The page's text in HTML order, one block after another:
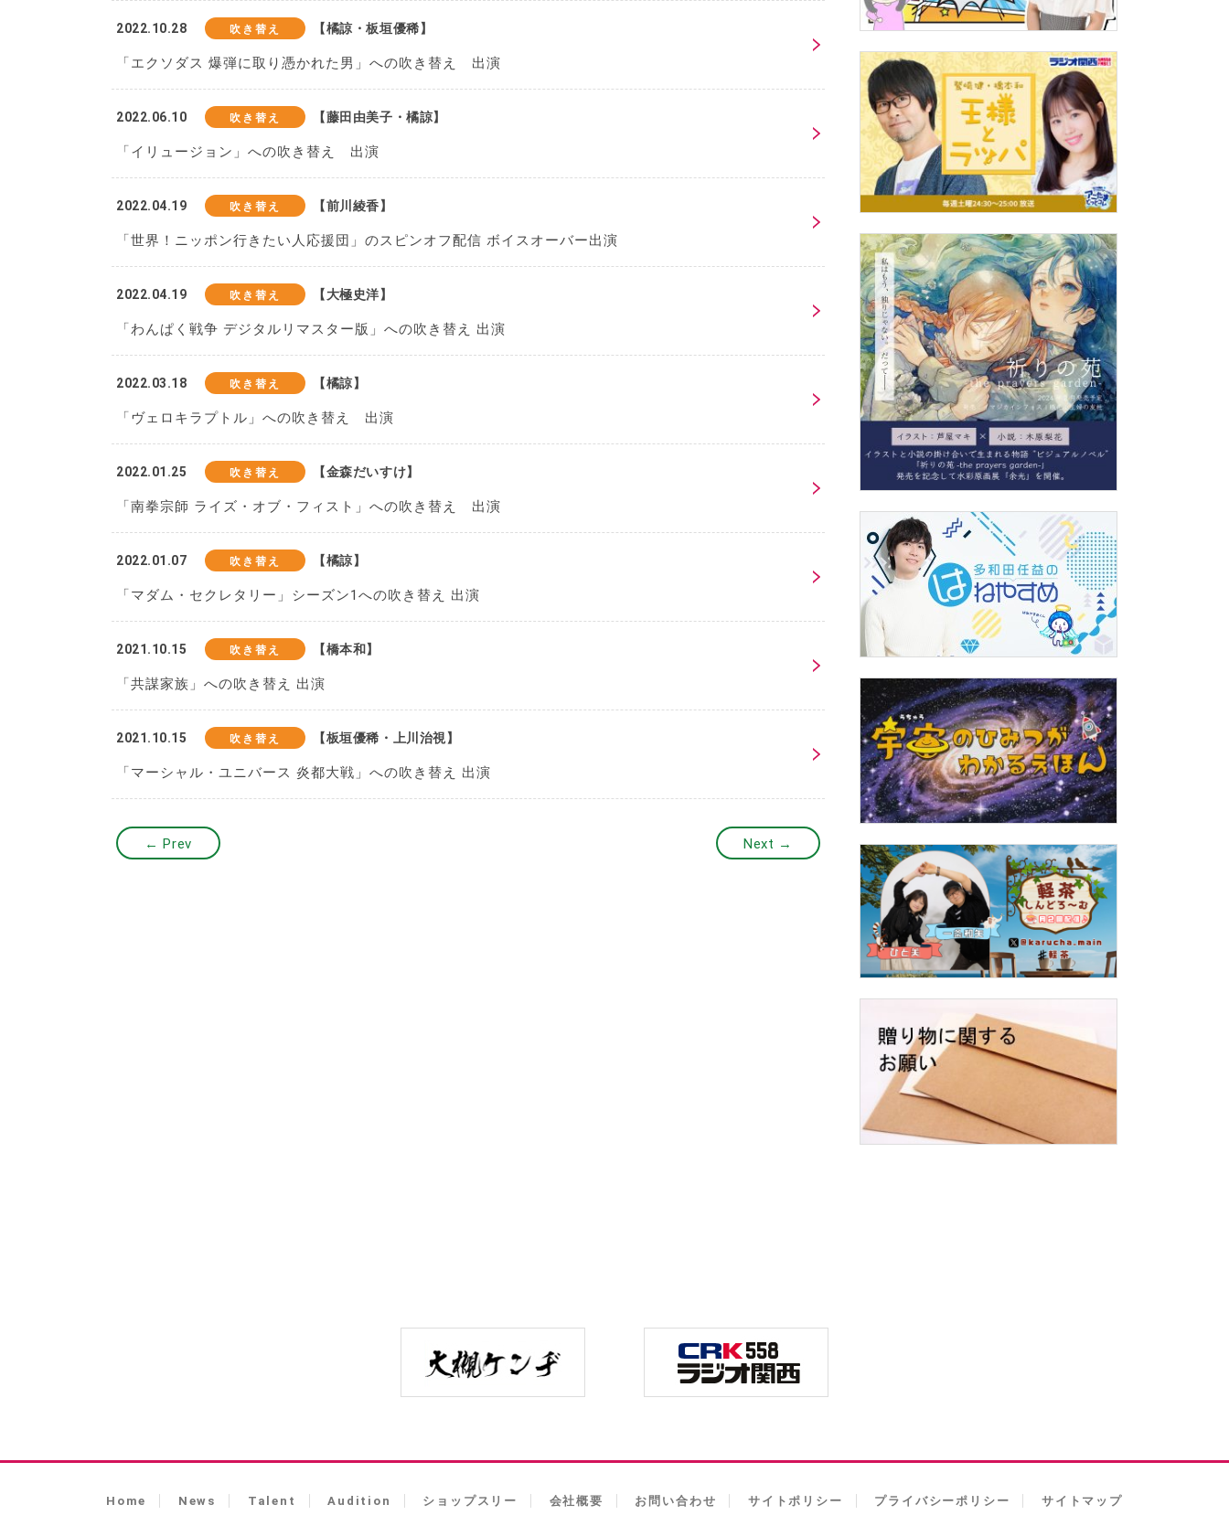
2022.10.28 吹き替え 【橘諒・板垣優稀】
「エクソダス 爆弾に取り憑かれた男」への吹き替え 出演
2022.06.10 吹き替え 【藤田由美子・橘諒】
「イリュージョン」への吹き替え 出演
2022.04.19 吹き替え 【前川綾香】
「世界！ニッポン行きたい人応援団」のスピンオフ配信 ボイスオーバー出演
2022.04.19 吹き替え 【大極史洋】
「わんぱく戦争 デジタルリマスター版」への吹き替え 出演
2022.03.18 吹き替え 【橘諒】
「ヴェロキラプトル」への吹き替え 出演
2022.01.25 吹き替え 【金森だいすけ】
「南拳宗師 ライズ・オブ・フィスト」への吹き替え 出演
2022.01.07 吹き替え 【橘諒】
「マダム・セクレタリー」シーズン1への吹き替え 出演
2021.10.15 吹き替え 【橋本和】
「共謀家族」への吹き替え 出演
2021.10.15 吹き替え 【板垣優稀・上川治視】
「マーシャル・ユニバース 炎都大戦」への吹き替え 出演
← Prev Next →
Home News Talent Audition ショップスリー 会社概要 お問い合わせ サイトポリシー プライバシーポリシー サイトマップ